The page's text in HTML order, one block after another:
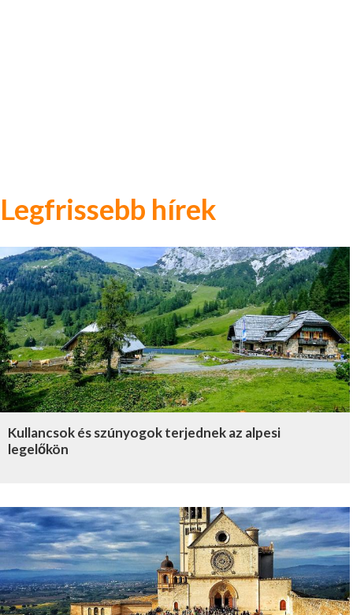
Legfrissebb hírek
Kullancsok és szúnyogok terjednek az alpesi
legelőkön